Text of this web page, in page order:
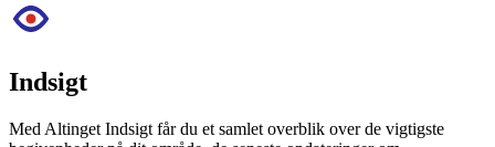
Indsigt
Med Altinget Indsigt får du et samlet overblik over de vigtigste